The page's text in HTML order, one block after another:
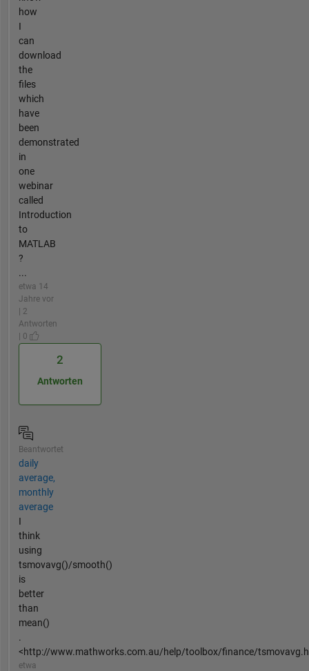
how
I
can
download
the
files
which
have
been
demonstrated
in
one
webinar
called
Introduction
to
MATLAB
?
...
etwa 14
Jahre vor
| 2
Antworten
| 0
2
Antworten
Beantwortet
daily
average,
monthly
average
I
think
using
tsmovavg()/smooth()
is
better
than
mean()
.
<http://www.mathworks.com.au/help/toolbox/finance/
etwa